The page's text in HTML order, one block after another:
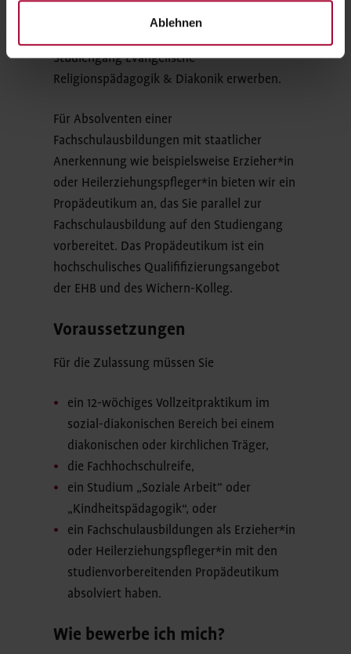
Ablehnen
einzusteigen. Innerhalb von 3 Semstern
Studiengang Evangelische
Religionspädagogik & Diakonik erwerben.
Für Absolventen einer
Fachschulausbildungen mit staatlicher
Anerkennung wie beispielsweise Erzieher*in
oder Heilerziehungspfleger*in bieten wir ein
Propädeutikum an, das Sie parallel zur
Fachschulausbildung auf den Studiengang
vorbereitet. Das Propädeutikum ist ein
hochschulisches Qualififizierungsangebot
der EHB und des Wichern-Kolleg.
Voraussetzungen
Für die Zulassung müssen Sie
ein 12-wöchiges Vollzeitpraktikum im
sozial-diakonischen Bereich bei einem
diakonischen oder kirchlichen Träger,
die Fachhochschulreife,
ein Studium „Soziale Arbeit” oder
„Kindheitspädagogik“, oder
ein Fachschulausbildungen als Erzieher*in
oder Heilerziehungspfleger*in mit den
studienvorbereitenden Propädeutikum
absolviert haben.
Wie bewerbe ich mich?